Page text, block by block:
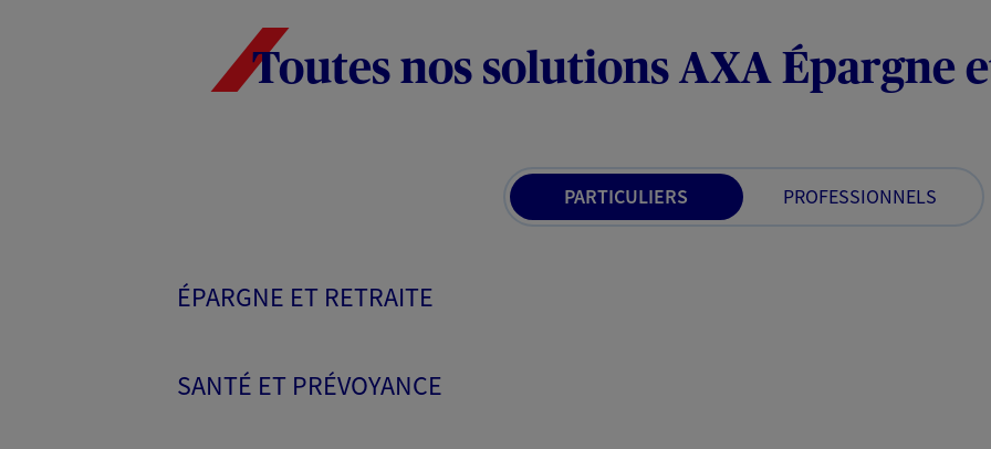
Toutes nos solutions AXA Épargne
PARTICULIERS PROFESSIONNELS
ÉPARGNE ET RETRAITE
SANTÉ ET PRÉVOYANCE